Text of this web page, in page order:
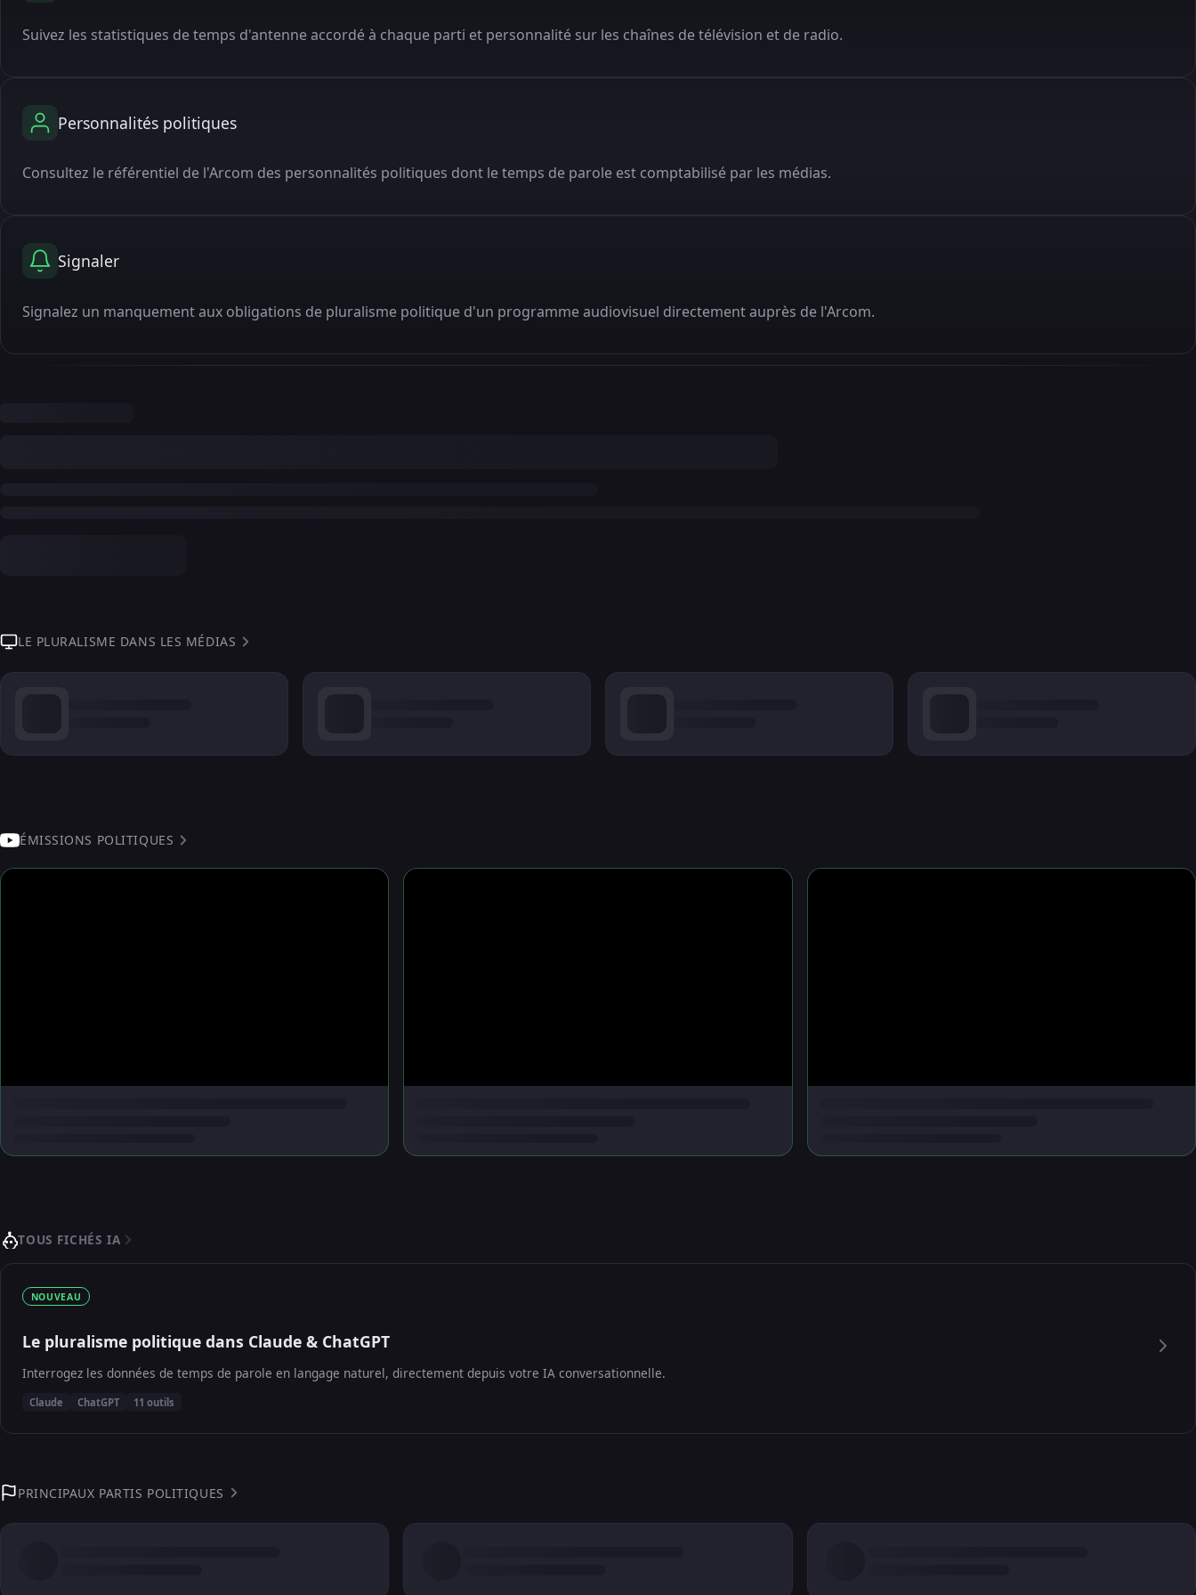
Suivez les statistiques de temps d'antenne accordé à chaque parti et personnalité sur les chaînes de télévision et de radio.
Personnalités politiques
Consultez le référentiel de l'Arcom des personnalités politiques dont le temps de parole est comptabilisé par les médias.
Signaler
Signalez un manquement aux obligations de pluralisme politique d'un programme audiovisuel directement auprès de l'Arcom.
LE PLURALISME DANS LES MÉDIAS
ÉMISSIONS POLITIQUES
TOUS FICHÉS IA
NOUVEAU
Le pluralisme politique dans Claude & ChatGPT
Interrogez les données de temps de parole en langage naturel, directement depuis votre IA conversationnelle.
Claude ChatGPT 11 outils
PRINCIPAUX PARTIS POLITIQUES